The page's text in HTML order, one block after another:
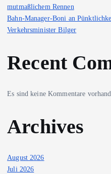
mutmaßlichem Rennen
Bahn-Manager-Boni an
Verkehrsminister Bilger
Recent
Es sind keine Kommentare
Archives
August 2026
Juli 2026